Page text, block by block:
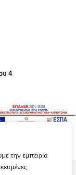
την εμπειρία
4